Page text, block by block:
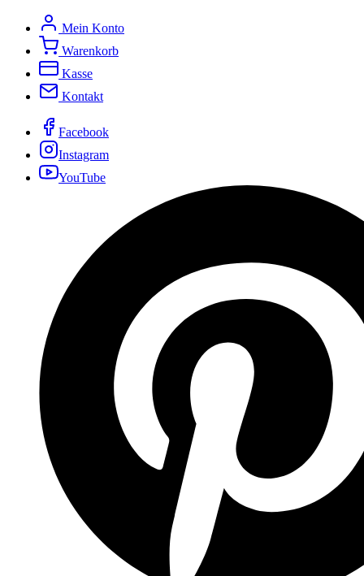
Mein Konto
Warenkorb
Kasse
Kontakt
Facebook
Instagram
YouTube